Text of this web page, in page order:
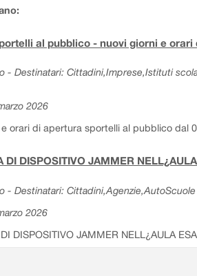
al pubblico - nuovi giorni e orari
- Destinatari: Cittadini,Imprese,Istituti
2026
e orari di apertura sportelli al pubblico dal
DI DISPOSITIVO JAMMER
- Destinatari: Cittadini,Agenzie,AutoScuole
2026
DISPOSITIVO JAMMER NELL¿AULA